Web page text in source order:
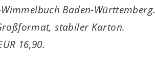
Baden-Württemberg.
stabiler Karton.
16,90.